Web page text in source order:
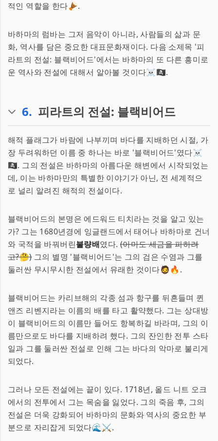
적인 역할을 한다🪘.
바하마의 럼바는 그저 음악이 아니라, 사람들의 삶과 문
화, 역사를 담은 중요한 대표문화재이다. 다음 소제목 '피
라트의 전설: 블랙비어드'에서는 바하마의 또 다른 흥미로
운 역사와 전설에 대해서 알아볼 것이다☠️🏴‍☠️.
6. 피라트의 전설: 블랙비어드
해적 플래그가 바람에 나부끼며 바다를 지배하던 시절, 가
장 두려워하던 이름 중 하나는 바로 '블랙비어드'였다☠️
🏴‍☠️. 그의 전설은 바하마의 아름다운 해변에서 시작되었는
데, 이는 바하마만의 특별한 이야기가 아닌, 전 세계적으
로 널리 알려진 해적의 전설이다.
블랙비어드의 본명은 에드워드 티치라는 것을 알고 있는
가? 그는 1680년경에 잉글랜드에서 태어나 바하마로 건너
와 국적을 바꿔버린불량배였다.(아마도 세금을 피하려
고?🤔)그의 별명 '블랙비어드'는 그의 검은 수염과 그를
둘러싼 무시무시한 전설에서 유래한 것이다🧔🔥.
블랙비어드는 카리브해의 각종 섬과 항구를 뒤흔들며 퀸
앤즈 리벤지라는 이름의 배를 타고 활약했다. 그는 상대방
이 블랙비어드의 이름만 들어도 항복하길 바라며, 그의 이
름만으로도 바다를 지배하려 했다. 그의 잔인한 전투 스타
일과 그를 둘러싼 전설로 인해 그는 바다의 악마로 불리게
되었다.
그러나 모든 전설에는 끝이 있다. 1718년, 올드 니트 오크
에서의 전투에서 그는 목숨을 잃었다. 그의 죽음 후, 그의
전설은 더욱 강화되어 바하마의 문화와 역사의 중요한 부
분으로 자리잡게 되었다🌊⚔️.